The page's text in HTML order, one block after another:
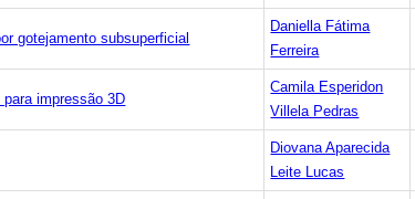
gotejamento subsuperficial
Daniella Fátima
Ferreira
impressão 3D
Camila Esperidon
Villela Pedras
Diovana Aparecida
Leite Lucas